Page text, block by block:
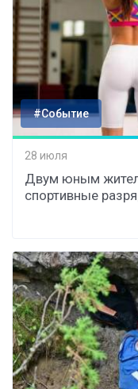
#Событие
28 июля
Двум юным
спортивные